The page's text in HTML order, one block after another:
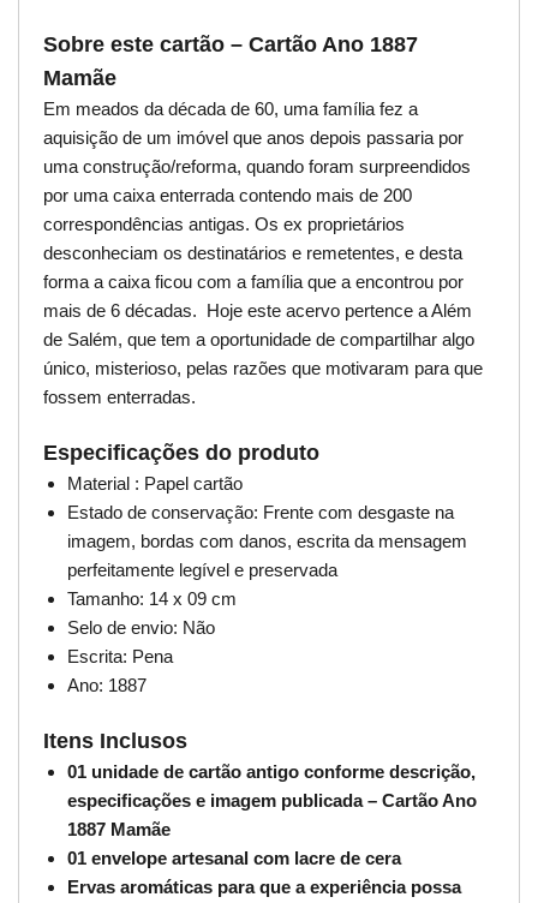
Sobre este cartão – Cartão Ano 1887
Mamãe
Em meados da década de 60, uma família fez a
aquisição de um imóvel que anos depois passaria por
uma construção/reforma, quando foram surpreendidos
por uma caixa enterrada contendo mais de 200
correspondências antigas. Os ex proprietários
desconheciam os destinatários e remetentes, e desta
forma a caixa ficou com a família que a encontrou por
mais de 6 décadas. Hoje este acervo pertence a Além
de Salém, que tem a oportunidade de compartilhar algo
único, misterioso, pelas razões que motivaram para que
fossem enterradas.
Especificações do produto
Material : Papel cartão
Estado de conservação: Frente com desgaste na
imagem, bordas com danos, escrita da mensagem
perfeitamente legível e preservada
Tamanho: 14 x 09 cm
Selo de envio: Não
Escrita: Pena
Ano: 1887
Itens Inclusos
01 unidade de cartão antigo conforme descrição,
especificações e imagem publicada – Cartão Ano
1887 Mamãe
01 envelope artesanal com lacre de cera
Ervas aromáticas para que a experiência possa